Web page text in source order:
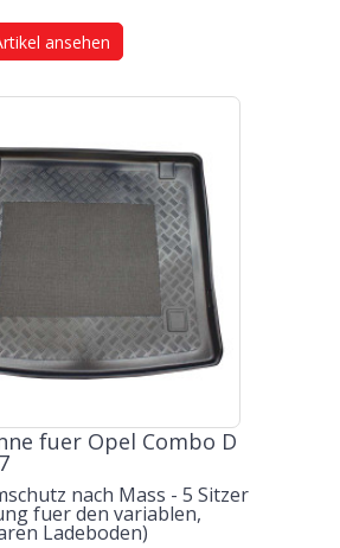
ansehen
fuer Opel Combo D
nach Mass - 5 Sitzer
fuer den variablen,
Ladeboden)